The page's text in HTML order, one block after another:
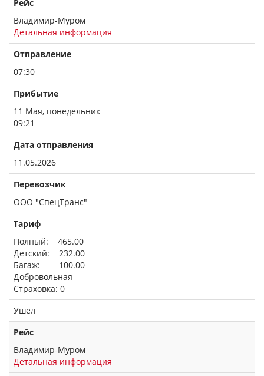
Рейс
Владимир-Муром
Детальная информация
Отправление
07:30
Прибытие
11 Мая, понедельник
09:21
Дата отправления
11.05.2026
Перевозчик
ООО "СпецТранс"
Тариф
Полный: 465.00
Детский: 232.00
Багаж: 100.00
Добровольная
Страховка: 0
Ушёл
Рейс
Владимир-Муром
Детальная информация